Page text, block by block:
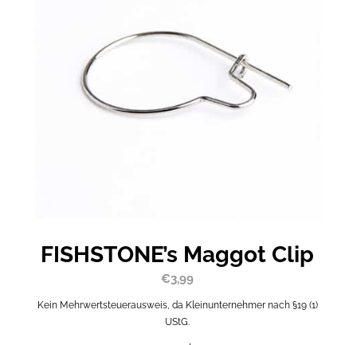
FISHSTONE’s Maggot Clip
€3,99
Kein Mehrwertsteuerausweis, da Kleinunternehmer nach §19 (1)
UStG.